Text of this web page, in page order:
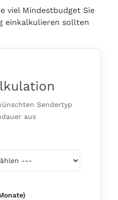
viel Mindestbudget Sie
einkalkulieren sollten
Sendertyp
aus